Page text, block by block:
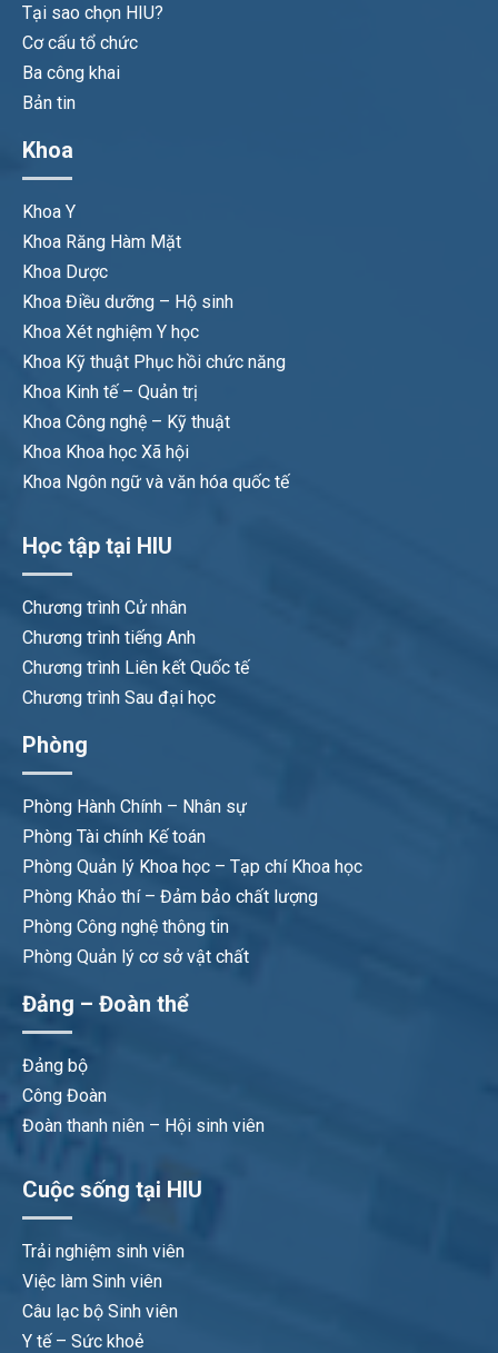
Tại sao chọn HIU?
Cơ cấu tổ chức
Ba công khai
Bản tin
Khoa
Khoa Y
Khoa Răng Hàm Mặt
Khoa Dược
Khoa Điều dưỡng – Hộ sinh
Khoa Xét nghiệm Y học
Khoa Kỹ thuật Phục hồi chức năng
Khoa Kinh tế – Quản trị
Khoa Công nghệ – Kỹ thuật
Khoa Khoa học Xã hội
Khoa Ngôn ngữ và văn hóa quốc tế
Học tập tại HIU
Chương trình Cử nhân
Chương trình tiếng Anh
Chương trình Liên kết Quốc tế
Chương trình Sau đại học
Phòng
Phòng Hành Chính – Nhân sự
Phòng Tài chính Kế toán
Phòng Quản lý Khoa học – Tạp chí Khoa học
Phòng Khảo thí – Đảm bảo chất lượng
Phòng Công nghệ thông tin
Phòng Quản lý cơ sở vật chất
Đảng – Đoàn thể
Đảng bộ
Công Đoàn
Đoàn thanh niên – Hội sinh viên
Cuộc sống tại HIU
Trải nghiệm sinh viên
Việc làm Sinh viên
Câu lạc bộ Sinh viên
Y tế – Sức khoẻ